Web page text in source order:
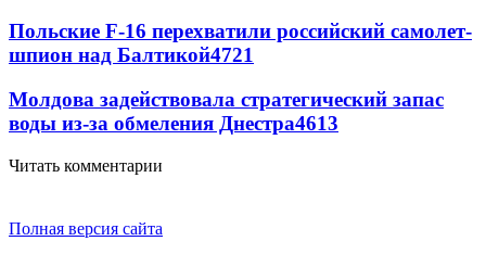
Польские F-16 перехватили российский самолет-
шпион над Балтикой4721
Молдова задействовала стратегический запас
воды из-за обмеления Днестра4613
Читать комментарии
Полная версия сайта